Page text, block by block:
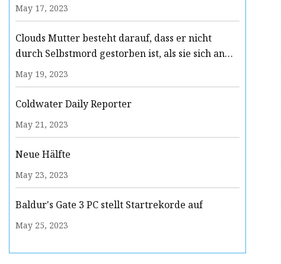
May 17, 2023
Clouds Mutter besteht darauf, dass er nicht
durch Selbstmord gestorben ist, als sie sich an
seinen letzten Tag erinnert
May 19, 2023
Coldwater Daily Reporter
May 21, 2023
Neue Hälfte
May 23, 2023
Baldur's Gate 3 PC stellt Startrekorde auf
May 25, 2023